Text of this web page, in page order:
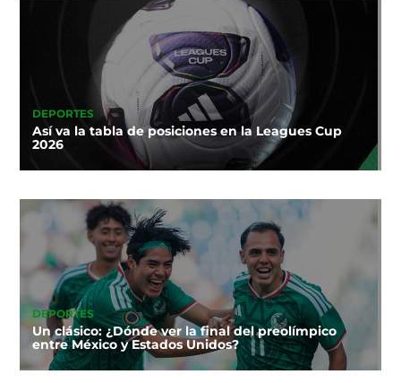
DEPORTES
Así va la tabla de posiciones en la Leagues Cup
2026
DEPORTES
Un clásico: ¿Dónde ver la final del preolímpico
entre México y Estados Unidos?